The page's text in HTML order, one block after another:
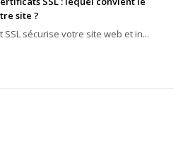
site ?
SSL sécurise votre site web et in...